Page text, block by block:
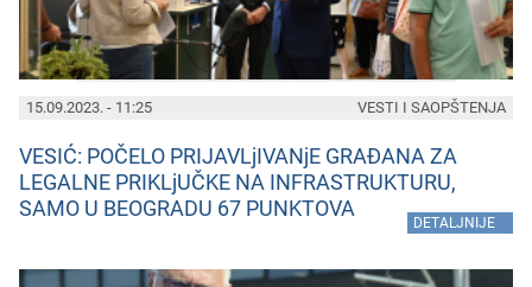
15.09.2023. - 11:25
VESIĆ: POČELO PRIJAVLjIVANjE GRAĐANA ZA
LEGALNE PRIKLjUČKE NA INFRASTRUKTURU,
SAMO U BEOGRADU 67 PUNKTOVA
DETALJNIJE
VESTI I SAOPŠTENJA